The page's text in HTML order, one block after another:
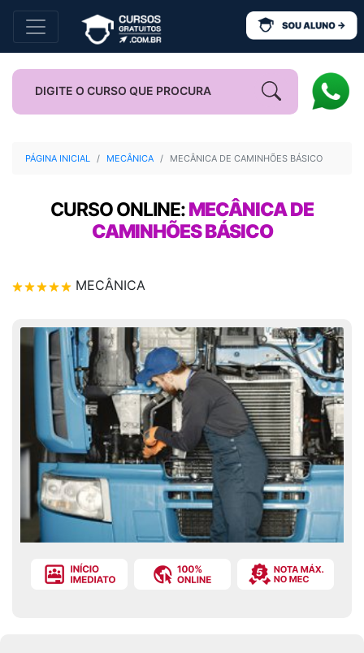
PÁGINA INICIAL MECÂNICA MECÂNICA DE CAMINHÕES BÁSICO
CURSO ONLINE:MECÂNICA DE
CAMINHÕES BÁSICO
MECÂNICA